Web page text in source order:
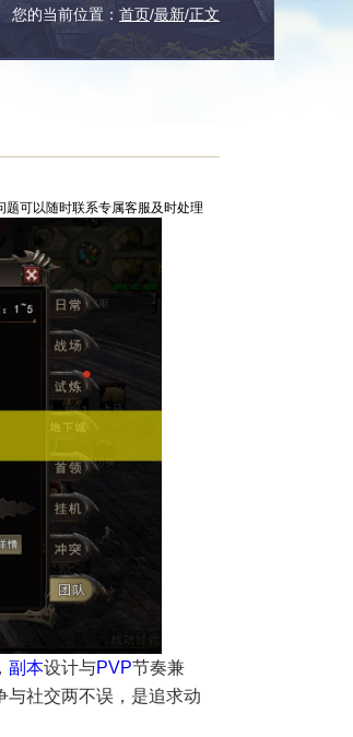
您的当前位置： 首页/最新/正文
可以随时联系专属客服及时处理
副本设计与PVP节奏兼
与社交两不误，是追求动